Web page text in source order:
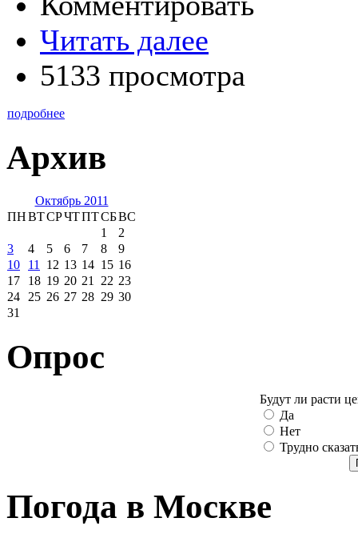
Читать далее
5133 просмотра
подробнее
Архив
Октябрь 2011
ПНВТСРЧТПТСБВС
1
2
3
4 5 6 7 8
9
10
11 12 13 14 15 16
17
18 19 20 21 22 23
24
25 26 27 28 29 30
31
Опрос
Будут ли расти
Да
Нет
Трудно
Погода в Москве